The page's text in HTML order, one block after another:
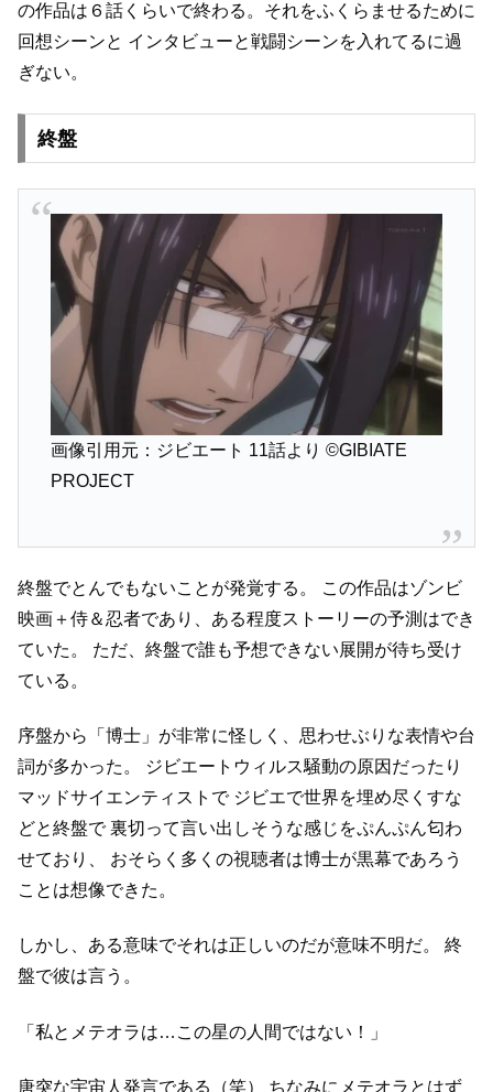
の作品は６話くらいで終わる。それをふくらませるために
回想シーンと インタビューと戦闘シーンを入れてるに過
ぎない。
終盤
画像引用元：ジビエート 11話より ©GIBIATE
PROJECT
終盤でとんでもないことが発覚する。
この作品はゾンビ
映画＋侍＆忍者であり、ある程度ストーリーの予測はでき
ていた。
ただ、終盤で誰も予想できない展開が待ち受け
ている。
序盤から「博士」が非常に怪しく、思わせぶりな表情や台
詞が多かった。
ジビエートウィルス騒動の原因だったり
マッドサイエンティストでジビエで世界を埋め尽くすな
どと終盤で裏切って言い出しそうな感じをぷんぷん匂わ
せており、
おそらく多くの視聴者は博士が黒幕であろう
ことは想像できた。
しかし、ある意味でそれは正しいのだが意味不明だ。
終
盤で彼は言う。
「私とメテオラは…この星の人間ではない！」
唐突な宇宙人発言である（笑） ちなみにメテオラとはず